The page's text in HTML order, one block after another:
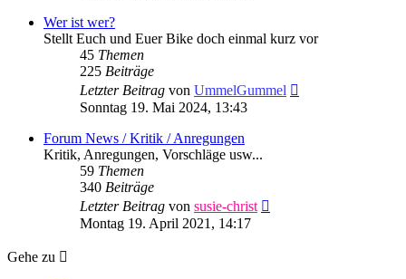
Wer ist wer?
Stellt Euch und Euer Bike doch einmal kurz vor
45 Themen
225 Beiträge
Letzter Beitrag von UmmelGummel
Sonntag 19. Mai 2024, 13:43
Forum News / Kritik / Anregungen
Kritik, Anregungen, Vorschläge usw...
59 Themen
340 Beiträge
Letzter Beitrag von susie-christ
Montag 19. April 2021, 14:17
Gehe zu